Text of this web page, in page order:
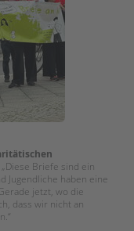
Briefe sind ein
Jugendliche haben eine
jetzt, wo die
dass wir nicht an